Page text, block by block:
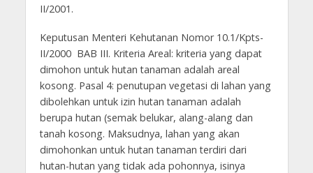
II/2001.
Keputusan Menteri Kehutanan Nomor 10.1/Kpts-
II/2000 BAB III. Kriteria Areal: kriteria yang dapat
dimohon untuk hutan tanaman adalah areal
kosong. Pasal 4: penutupan vegetasi di lahan yang
dibolehkan untuk izin hutan tanaman adalah
berupa hutan (semak belukar, alang-alang dan
tanah kosong. Maksudnya, lahan yang akan
dimohonkan untuk hutan tanaman terdiri dari
hutan-hutan yang tidak ada pohonnya, isinya